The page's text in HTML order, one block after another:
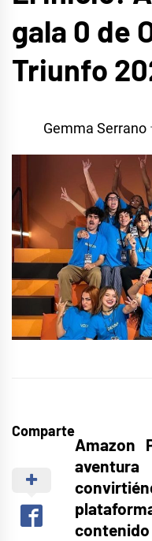
gala 0 de
Triunfo
Gemma Serrano
Comparte
Amazon
aventura